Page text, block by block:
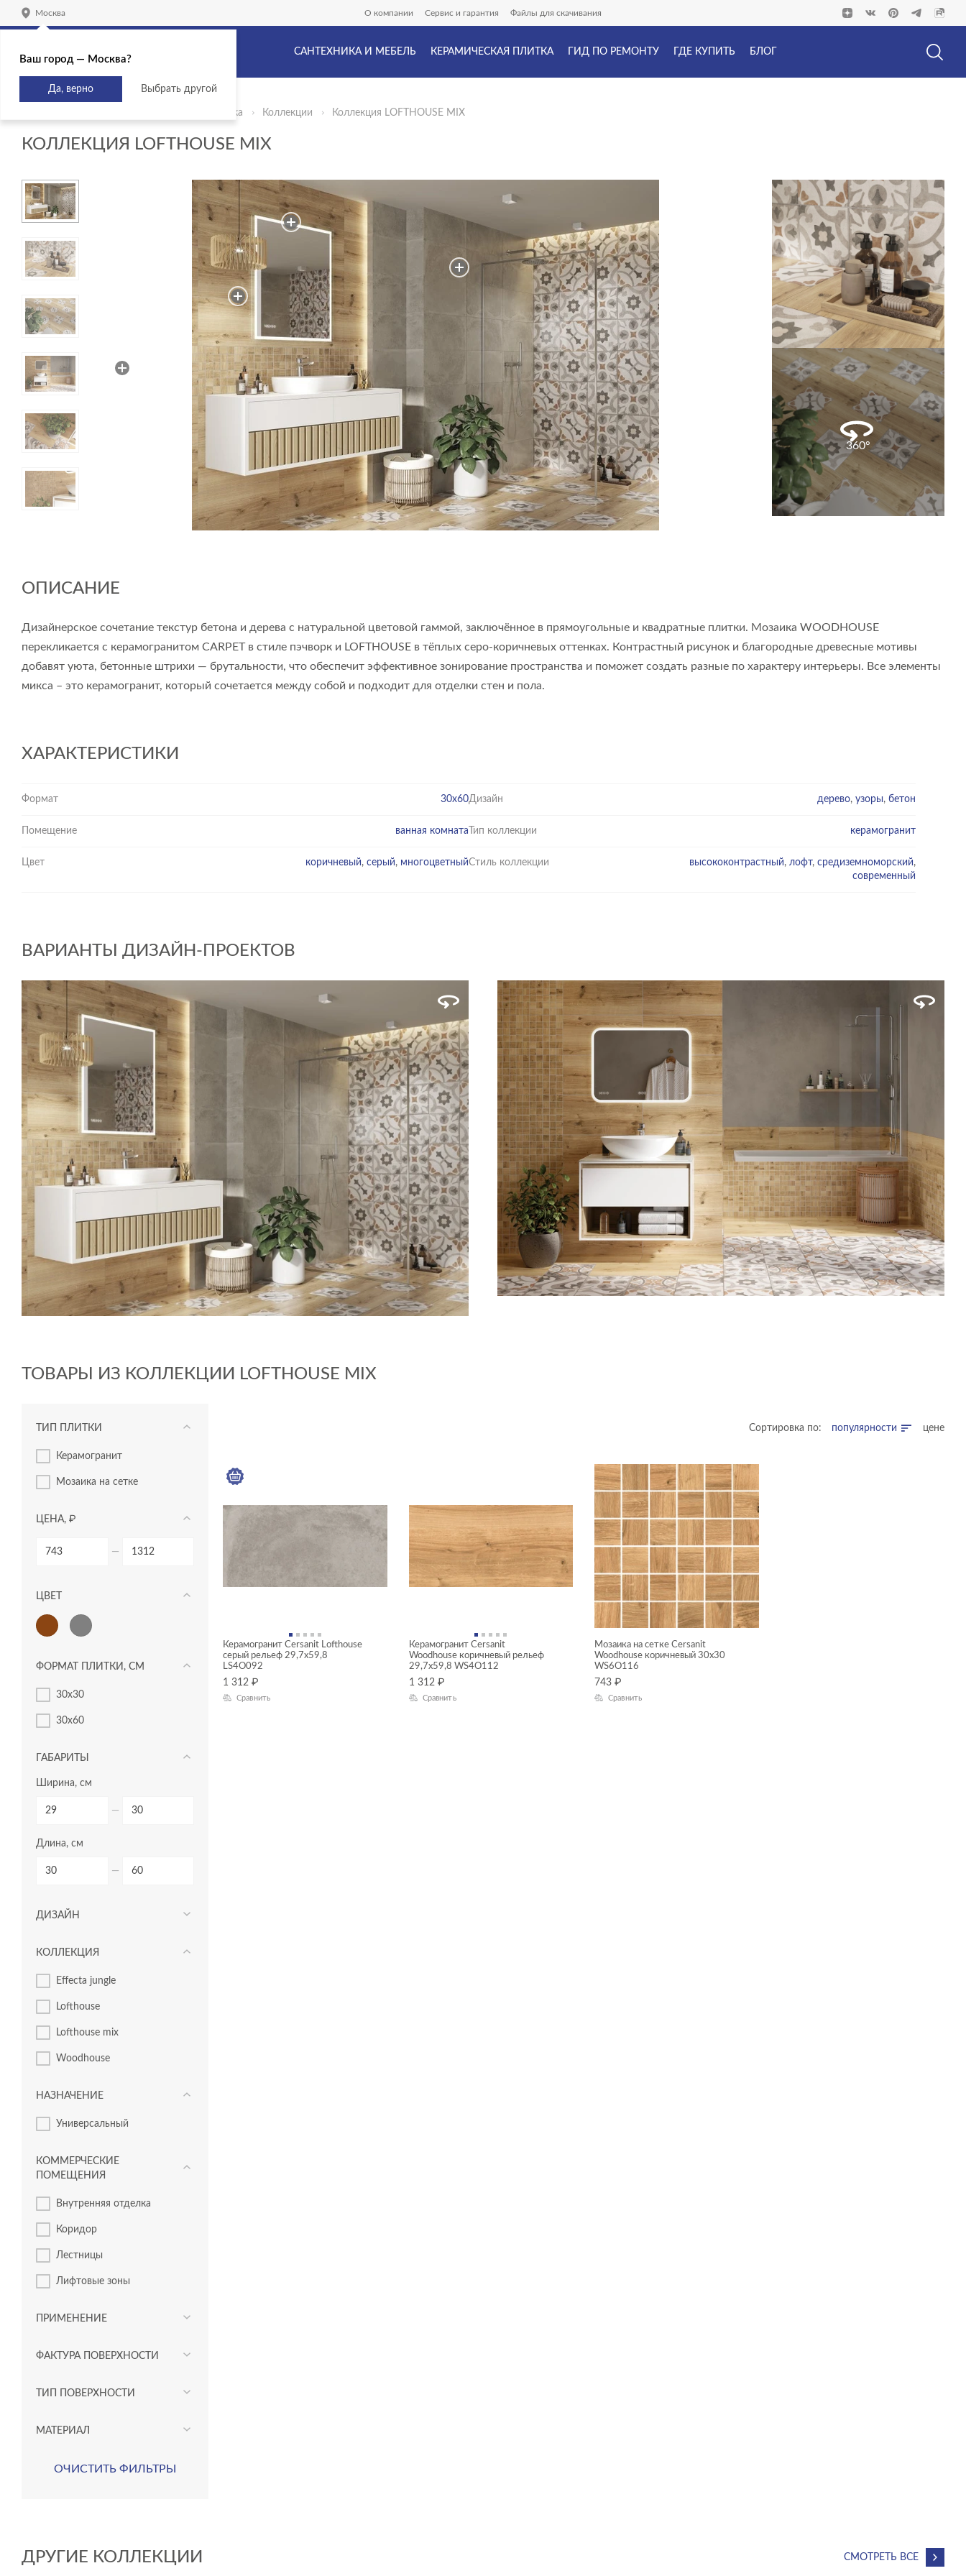
Москва О компании Сервис и гарантия Файлы для скачивания
САНТЕХНИКА И МЕБЕЛЬ КЕРАМИЧЕСКАЯ ПЛИТКА ГИД ПО РЕМОНТУ ГДЕ КУПИТЬ БЛОГ
Керамическая плитка Коллекции Коллекция LOFTHOUSE MIX
КОЛЛЕКЦИЯ LOFTHOUSE MIX
360°
ОПИСАНИЕ
Дизайнерское сочетание текстур бетона и дерева с натуральной цветовой гаммой, заключённое в прямоугольные и квадратные плитки. Мозаика WOODHOUSE
перекликается с керамогранитом CARPET в стиле пэчворк и LOFTHOUSE в тёплых серо-коричневых оттенках. Контрастный рисунок и благородные древесные мотивы
добавят уюта, бетонные штрихи — брутальности, что обеспечит эффективное зонирование пространства и поможет создать разные по характеру интерьеры. Все элементы
микса – это керамогранит, который сочетается между собой и подходит для отделки стен и пола.
ХАРАКТЕРИСТИКИ
Формат 30х60Дизайн дерево, узоры, бетон
Помещение ванная комната Тип коллекции керамогранит
Цвет коричневый, серый, многоцветныйСтиль коллекции высококонтрастный, лофт, средиземноморский,
современный
ВАРИАНТЫ ДИЗАЙН-ПРОЕКТОВ
ТОВАРЫ ИЗ КОЛЛЕКЦИИ LOFTHOUSE MIX
ТИП ПЛИТКИ
керамогранит
мозаика на сетке
ЦЕНА, ₽
—
ЦВЕТ
ФОРМАТ ПЛИТКИ, СМ
30x30
30x60
ГАБАРИТЫ
Ширина, см
—
Длина, см
—
ДИЗАЙН
КОЛЛЕКЦИЯ
Effecta jungle
Lofthouse
Lofthouse mix
Woodhouse
НАЗНАЧЕНИЕ
Универсальный
КОММЕРЧЕСКИЕ
ПОМЕЩЕНИЯ
Внутренняя отделка
Коридор
Лестницы
Лифтовые зоны
ПРИМЕНЕНИЕ
ФАКТУРА ПОВЕРХНОСТИ
ТИП ПОВЕРХНОСТИ
МАТЕРИАЛ
ОЧИСТИТЬ ФИЛЬТРЫ
Сортировка по: популярности цене
Керамогранит Cersanit Lofthouse
серый рельеф 29,7x59,8
LS4O092
1 312 ₽
Сравнить
Керамогранит Cersanit
Woodhouse коричневый рельеф
29,7x59,8 WS4O112
1 312 ₽
Сравнить
Мозаика на сетке Cersanit
Woodhouse коричневый 30x30
WS6O116
743 ₽
Сравнить
ДРУГИЕ КОЛЛЕКЦИИ СМОТРЕТЬ ВСЕ
Ваш город — Москва?
Да, верно Выбрать другой